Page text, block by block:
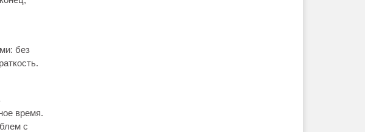
без
время.
с